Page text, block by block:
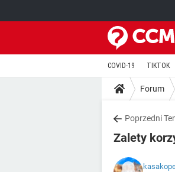
COVID-19 TIKTOK
Forum
Poprzedni
Zalety